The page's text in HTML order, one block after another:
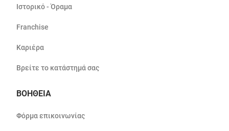
Ιστορικό - Όραμα
Franchise
Καριέρα
Βρείτε το κατάστημά σας
ΒΟΗΘΕΙΑ
Φόρμα επικοινωνίας